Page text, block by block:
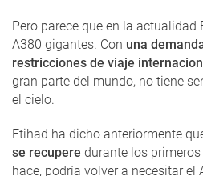
Pero parece que en la actualidad
A380 gigantes. Con una
restricciones de viaje
gran parte del mundo, no tiene
el cielo.
Etihad ha dicho anteriormente
se recupere durante los
hace, podría volver a necesitar el